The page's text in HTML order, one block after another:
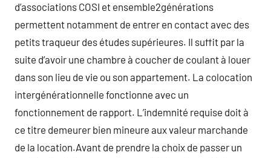
d’associations COSI et ensemble2générations
permettent notamment de entrer en contact avec des
petits traqueur des études supérieures. Il suffit par la
suite d’avoir une chambre à coucher de coulant à louer
dans son lieu de vie ou son appartement. La colocation
intergénérationnelle fonctionne avec un
fonctionnement de rapport. L’indemnité requise doit à
ce titre demeurer bien mineure aux valeur marchande
de la location.Avant de prendre la choix de passer un